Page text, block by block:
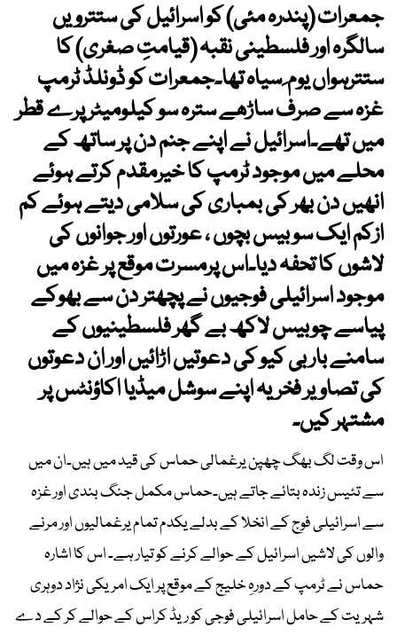
جمعرات (پندرہ مئی) کو اسرائیل کی ستترویں
سالگرہ اور فلسطینی نقبہ (قیامتِ صغری) کا
ستترہواں یوم ِ سیاہ تھا۔جمعرات کو ڈونلڈ ٹرمپ
غزہ سے صرف ساڑھے سترہ سو کیلومیٹر پرے قطر
میں تھے۔اسرائیل نے اپنے جنم دن پر ساتھ کے
محلے میں موجود ٹرمپ کا خیرمقدم کرتے ہوئے
انھیں دن بھر کی بمباری کی سلامی دیتے ہوئے کم
ازکم ایک سو بیس بچوں ، عورتوں اور جوانوں کی
لاشوں کا تحفہ دیا۔اس پرمسرت موقع پر غزہ میں
موجود اسرائیلی فوجیوں نے پچھتر دن سے بھوکے
پیاسے چوبیس لاکھ بے گھر فلسطینیوں کے
سامنے بار بی کیو کی دعوتیں اڑائیں اور ان دعوتوں
کی تصاویر فخریہ اپنے سوشل میڈیا اکاؤنٹس پر
مشتہر کیں۔
اس وقت لگ بھگ چھپن یرغمالی حماس کی قید میں ہیں۔ان میں
سے تئیس زندہ بتائے جاتے ہیں۔حماس مکمل جنگ بندی اور غزہ
سے اسرائیلی فوج کے انخلا کے بدلے یکدم تمام یرغمالیوں اور مرنے
والوں کی لاشیں اسرائیل کے حوالے کرنے کو تیار ہے۔ اس کا اشارہ
حماس نے ٹرمپ کے دورہِ خلیج کے موقع پر ایک امریکی نژاد دوہری
شہریت کے حامل اسرائیلی فوجی کو ریڈ کراس کے حوالے کر کے دے